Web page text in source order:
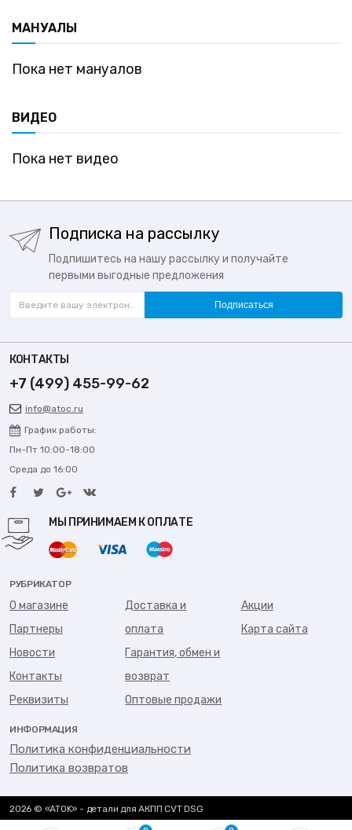
МАНУАЛЫ
Пока нет мануалов
ВИДЕО
Пока нет видео
Подписка на рассылку
Подпишитесь на нашу рассылку и получайте
первыми выгодные предложения
Подписаться
КОНТАКТЫ
+7 (499) 455-99-62
info@atoc.ru
График работы:
Пн-Пт 10:00-18:00
Среда до 16:00
МЫ ПРИНИМАЕМ К ОПЛАТЕ
РУБРИКАТОР
О магазине
Партнеры
Новости
Контакты
Реквизиты
Доставка и
оплата
Гарантия, обмен и
возврат
Оптовые продажи
Акции
Карта сайта
ИНФОРМАЦИЯ
Политика конфиденциальности
Политика возвратов
2026 © «ATOK» - детали для АКПП CVT DSG